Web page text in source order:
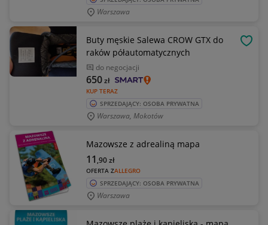
Warszawa
Buty męskie Salewa CROW GTX do
raków półautomatycznych
do negocjacji
KUP TERAZ
650zł
SPRZEDAJĄCY: OSOBA PRYWATNA
Warszawa, Mokotów
Mazowsze z adrealiną mapa
OFERTA ZALLEGRO
11 ,90zł
SPRZEDAJĄCY: OSOBA PRYWATNA
Warszawa